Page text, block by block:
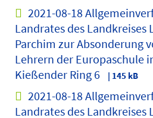
2021-08-18
Landrates des Landkreises
Parchim zur Absonderung
Lehrern der Europaschule
Kießender Ring 6
| 145 kB
2021-08-18
Landrates des Landkreises